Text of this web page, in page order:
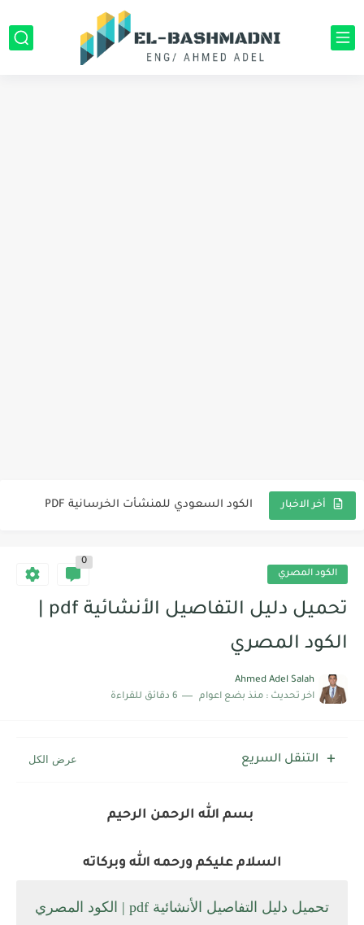
أخر الاخبار الكود السعودي للمنشأت الخرسانية PDF
الكود المصري لتصميم وتنفيذ المنشآت الخرسانية Pdf | التحديث الأخير
كود الأحمال المصري pdf
دليل الاختبارات المعملية للخرسانة Pdf
الكود المصري
0
الكود المصري
Ahmed Adel Salah
اخر تحديث : منذ بضع اعوام 6 دقائق للقراءة
التنقل السريع
بسم الله الرحمن الرحيم
السلام عليكم ورحمه الله وبركاته
تحميل دليل التفاصيل الأنشائية pdf | الكود المصري